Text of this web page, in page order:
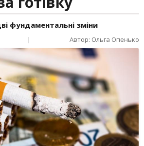
фундаментальні зміни
| Автор: Ольга Опенько